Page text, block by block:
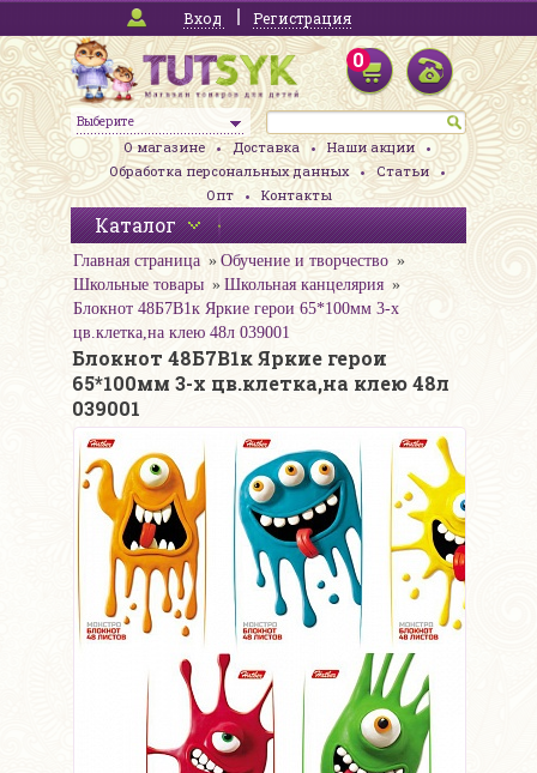
Вход Регистрация
Выберите
0
О магазине Доставка
Наши акции
Обработка персональных данных
Статьи
Опт
Контакты
Каталог
Главная страница
Обучение и творчество
Школьные товары
Школьная канцелярия
Блокнот 48Б7В1к Яркие герои 65*100мм 3-х
цв.клетка,на клею 48л 039001
Блокнот 48Б7В1к Яркие герои
65*100мм 3-х цв.клетка,на клею 48л
039001